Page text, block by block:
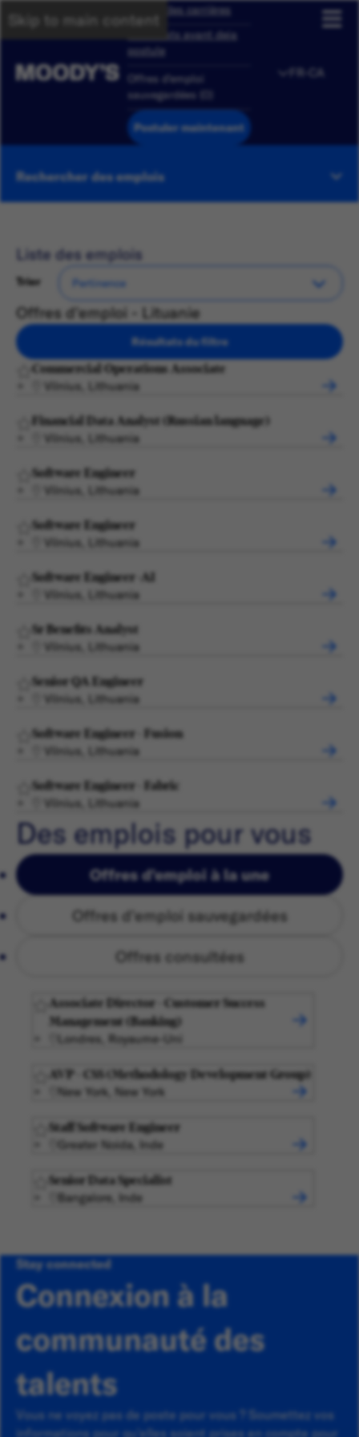
Skip to main contentAperçu des carrières
Candidats ayant deja
postule
Offres d'emploi
sauvegardées
Postuler maintenant
FR-CA
Rechercher des emplois
Liste des emplois
Trier
Offres d'emploi - Lituanie
Résultats du filtre
Commercial Operations Associate
Vilnius, Lithuania
Financial Data Analyst (Russian language)
Vilnius, Lithuania
Software Engineer
Vilnius, Lithuania
Software Engineer
Vilnius, Lithuania
Software Engineer -AI
Vilnius, Lithuania
Sr Benefits Analyst
Vilnius, Lithuania
Senior QA Engineer
Vilnius, Lithuania
Software Engineer - Fusion
Vilnius, Lithuania
Software Engineer - Fabric
Vilnius, Lithuania
Des emplois pour vous
Offres d'emploi à la une
Offres d'emploi sauvegardées
Offres consultées
Associate Director - Customer Success
Management (Banking)
Londres, Royaume-Uni
AVP - CSS (Methodology Development Group)
New York, New York
Staff Software Engineer
Greater Noida, Inde
Senior Data Specialist
Bangalore, Inde
Stay connected
Connexion à la
communauté des
talents
Vous ne voyez pas de poste pour vous ? Soumettez vos
informations pour qu'elles soient prises en compte pour